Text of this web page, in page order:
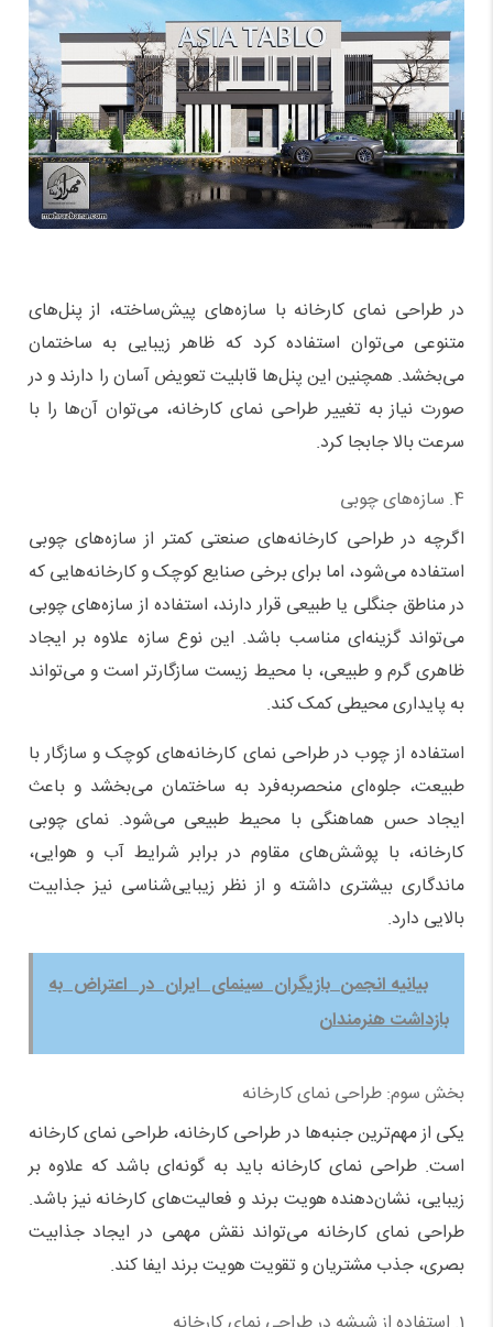
در طراحی نمای کارخانه با سازه‌های پیش‌ساخته، از پنل‌های
متنوعی می‌توان استفاده کرد که ظاهر زیبایی به ساختمان
می‌بخشد. همچنین این پنل‌ها قابلیت تعویض آسان را دارند و در
صورت نیاز به تغییر طراحی نمای کارخانه، می‌توان آن‌ها را با
سرعت بالا جابجا کرد.
4. سازه‌های چوبی
اگرچه در طراحی کارخانه‌های صنعتی کمتر از سازه‌های چوبی
استفاده می‌شود، اما برای برخی صنایع کوچک و کارخانه‌هایی که
در مناطق جنگلی یا طبیعی قرار دارند، استفاده از سازه‌های چوبی
می‌تواند گزینه‌ای مناسب باشد. این نوع سازه علاوه بر ایجاد
ظاهری گرم و طبیعی، با محیط زیست سازگارتر است و می‌تواند
به پایداری محیطی کمک کند.
استفاده از چوب در طراحی نمای کارخانه‌های کوچک و سازگار با
طبیعت، جلوه‌ای منحصر‌به‌فرد به ساختمان می‌بخشد و باعث
ایجاد حس هماهنگی با محیط طبیعی می‌شود. نمای چوبی
کارخانه، با پوشش‌های مقاوم در برابر شرایط آب و هوایی،
ماندگاری بیشتری داشته و از نظر زیبایی‌شناسی نیز جذابیت
بالایی دارد.
بیانیه انجمن بازیگران سینمای ایران در اعتراض به
بازداشت هنرمندان
بخش سوم: طراحی نمای کارخانه
یکی از مهم‌ترین جنبه‌ها در طراحی کارخانه، طراحی نمای کارخانه
است. طراحی نمای کارخانه باید به گونه‌ای باشد که علاوه بر
زیبایی، نشان‌دهنده هویت برند و فعالیت‌های کارخانه نیز باشد.
طراحی نمای کارخانه می‌تواند نقش مهمی در ایجاد جذابیت
بصری، جذب مشتریان و تقویت هویت برند ایفا کند.